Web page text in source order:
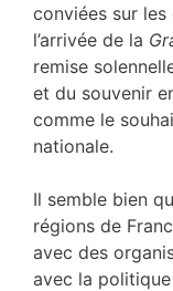
conviées sur
l’arrivée de la
remise
et du souvenir
comme le
nationale.
Il semble bien
régions de
avec des
avec la